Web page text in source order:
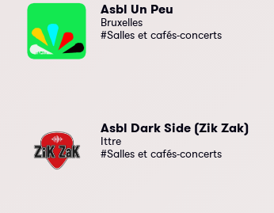
Asbl Un Peu
Bruxelles
#Salles et cafés-concerts
Asbl Dark Side (Zik Zak)
Ittre
#Salles et cafés-concerts